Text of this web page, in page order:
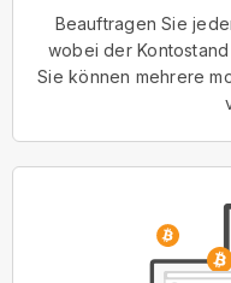
Beauftragen Sie
wobei der
Sie können mehrere